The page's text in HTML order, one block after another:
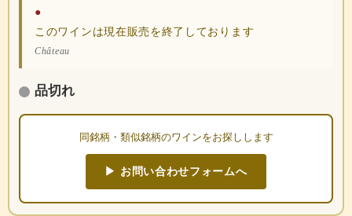
●
このワインは現在販売を終了しております
Château
品切れ
同銘柄・類似銘柄のワインをお探しします
▶ お問い合わせフォームへ